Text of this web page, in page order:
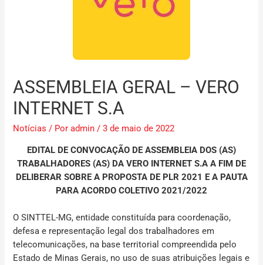
ASSEMBLEIA GERAL – VERO
INTERNET S.A
Notícias / Poradmin /3 de maio de 2022
EDITAL DE CONVOCAÇÃO DE ASSEMBLEIA DOS (AS)
TRABALHADORES (AS) DA VERO INTERNET S.A A FIM DE
DELIBERAR SOBRE A PROPOSTA DE PLR 2021 E A PAUTA
PARA ACORDO COLETIVO 2021/2022
O SINTTEL-MG, entidade constituída para coordenação,
defesa e representação legal dos trabalhadores em
telecomunicações, na base territorial compreendida pelo
Estado de Minas Gerais, no uso de suas atribuições legais e